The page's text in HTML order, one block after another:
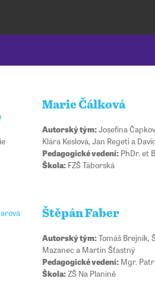
Marie Čálková
Autorský tým:Josefína
Klára Keslová, Jan Regeti a
Pedagogické vedení:PhDr. et
Škola:FZŠ Táborská
Štěpán Faber
Autorský tým:Tomáš Brejník,
Mazanec a Martin Šťastný
Pedagogické vedení:Mgr.
Škola:ZŠ Na Planině